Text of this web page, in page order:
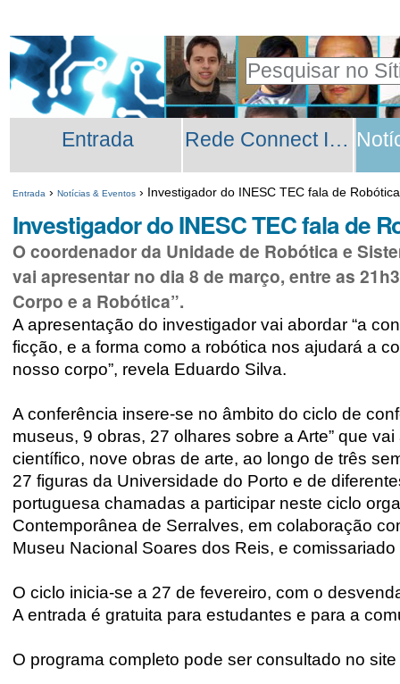
para
o
conteúdo.
para
a
navegação
Pessoais
Pesquisar
Pesquisa
Avançada…
Secções
Entrada Rede Connect INESC TEC
Entrada › Notícias & Eventos › Investigador do INESC TEC fala de
Investigador do INESC TEC fala de
O coordenador da Unidade de Robótica e
vai apresentar no dia 8 de março, entre as
Corpo e a Robótica”.
A apresentação do investigador vai abordar “a
ficção, e a forma como a robótica nos ajudará a
nosso corpo”, revela Eduardo Silva.
A conferência insere-se no âmbito do ciclo de
museus, 9 obras, 27 olhares sobre a Arte” que
científico, nove obras de arte, ao longo de três
27 figuras da Universidade do Porto e de
portuguesa chamadas a participar neste ciclo
Contemporânea de Serralves, em colaboração
Museu Nacional Soares dos Reis, e
O ciclo inicia-se a 27 de fevereiro, com o
A entrada é gratuita para estudantes e para a
O programa completo pode ser consultado no